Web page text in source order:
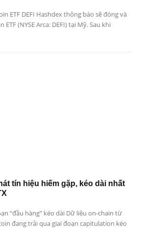
ETF DEFI Hashdex thông báo sẽ đóng và
(NYSE Arca: DEFI) tại Mỹ. Sau khi
tín hiệu hiếm gặp, kéo dài nhất
“đầu hàng” kéo dài Dữ liệu on-chain từ
đang trải qua giai đoạn capitulation kéo